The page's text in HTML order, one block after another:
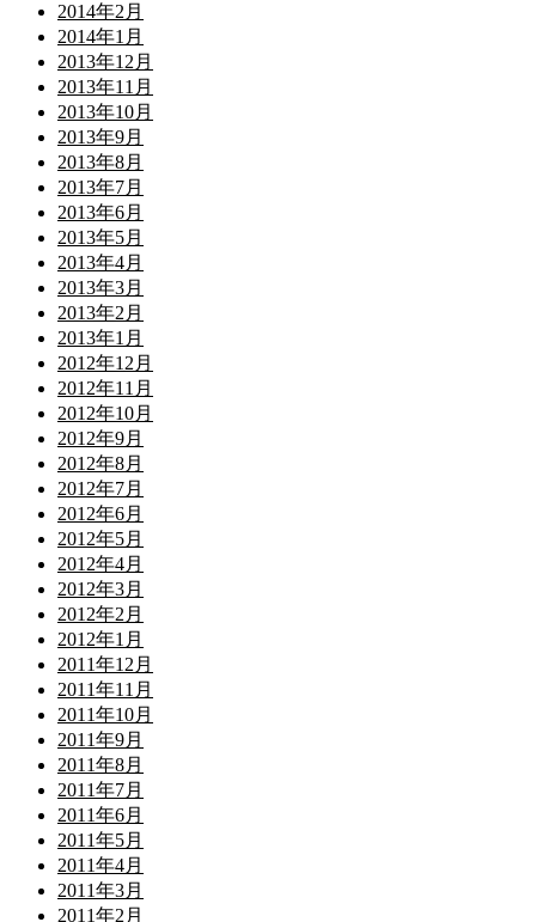
2014年2月
2014年1月
2013年12月
2013年11月
2013年10月
2013年9月
2013年8月
2013年7月
2013年6月
2013年5月
2013年4月
2013年3月
2013年2月
2013年1月
2012年12月
2012年11月
2012年10月
2012年9月
2012年8月
2012年7月
2012年6月
2012年5月
2012年4月
2012年3月
2012年2月
2012年1月
2011年12月
2011年11月
2011年10月
2011年9月
2011年8月
2011年7月
2011年6月
2011年5月
2011年4月
2011年3月
2011年2月